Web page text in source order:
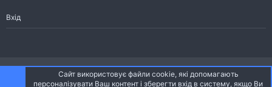
Вхід
Community platform by XenForo® © 2010-2026 XenForo Ltd.
Community platform by XenForo © 2010-2022 XenForo Ltd. | dev: Pages
Сайт використовує файли cookie, які допомагають
персоналізувати Ваш контент і зберегти вхід в систему, якщо Ви